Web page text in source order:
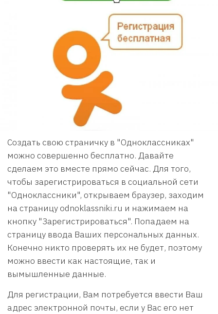
Создать свою страничку в "Одноклассниках"
можно совершенно бесплатно. Давайте
сделаем это вместе прямо сейчас. Для того,
чтобы зарегистрироваться в социальной сети
"Одноклассники", открываем браузер, заходим
на страницу odnoklassniki.ru и нажимаем на
кнопку "Зарегистрироваться". Попадаем на
страницу ввода Ваших персональных данных.
Конечно никто проверять их не будет, поэтому
можно ввести как настоящие, так и
вымышленные данные.
Для регистрации, Вам потребуется ввести Ваш
адрес электронной почты, если у Вас его нет